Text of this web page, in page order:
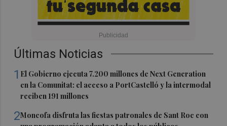
Últimas Noticias
1 El Gobierno ejecuta 7.200 millones de Next Generation
en la Comunitat: el acceso a PortCastelló y la intermodal
reciben 191 millones
2Moncofa disfruta las fiestas patronales de Sant Roc con